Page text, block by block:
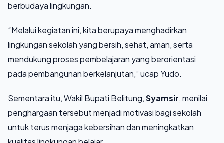
berbudaya lingkungan.
“Melalui kegiatan ini, kita berupaya menghadirkan
lingkungan sekolah yang bersih, sehat, aman, serta
mendukung proses pembelajaran yang berorientasi
pada pembangunan berkelanjutan,” ucap Yudo.
Sementara itu, Wakil Bupati Belitung,Syamsir, menilai
penghargaan tersebut menjadi motivasi bagi sekolah
untuk terus menjaga kebersihan dan meningkatkan